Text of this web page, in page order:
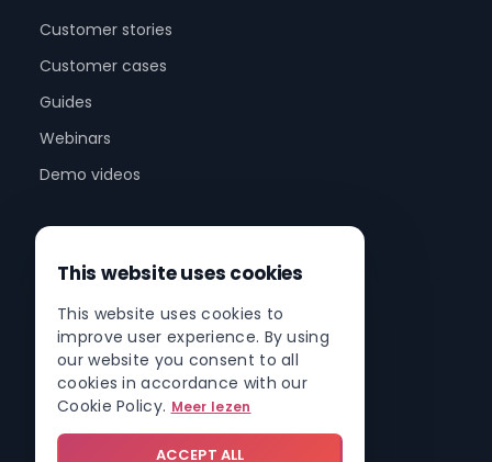
Customer stories
Customer cases
Guides
Webinars
Demo videos
About us
Partner program
Partner network
Contact
This website uses cookies
This website uses cookies to
improve user experience. By using
our website you consent to all
cookies in accordance with our
Cookie Policy. Meer lezen
ACCEPT ALL